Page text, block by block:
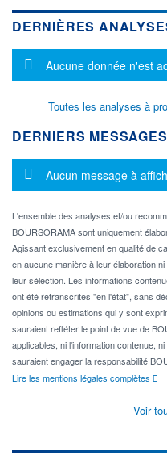
DERNIÈRES
Message
Aucune donnée n'est
Toutes les analyses à
DERNIERS
Message
Aucun message à
L'ensemble des analyses et/ou
BOURSORAMA sont uniquement
Agissant exclusivement en qualité de
en aucune manière à leur élaboration
leur sélection. Les informations
ont été retranscrites "en l'état", sans
opinions ou estimations qui y sont
sauraient refléter le point de vue de
applicables, ni l'information contenue,
sauraient engager la responsabilité
Lire les mentions légales complètes
Voir